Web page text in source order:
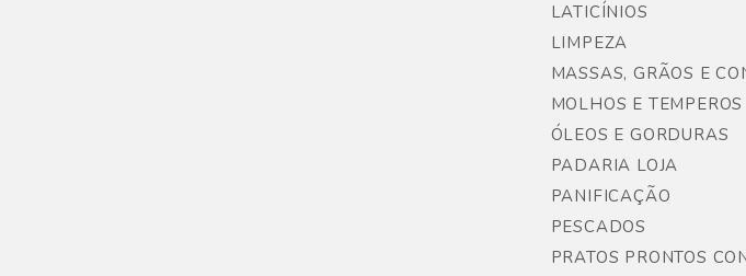
LATICÍNIOS
LIMPEZA
MASSAS, GRÃOS E
MOLHOS E TEMPEROS
ÓLEOS E GORDURAS
PADARIA LOJA
PANIFICAÇÃO
PESCADOS
PRATOS PRONTOS